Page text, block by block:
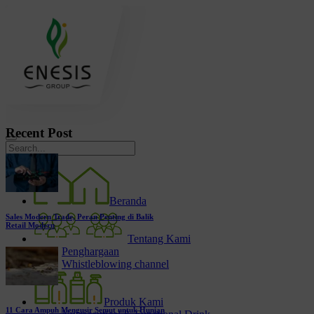
Beranda
Tentang Kami
Penghargaan
Whistleblowing channel
Produk Kami
Recent Post
Sales Modern Trade, Peran Penting di Balik
Retail Modern
11 Cara Ampuh Mengusir Semut untuk Hunian